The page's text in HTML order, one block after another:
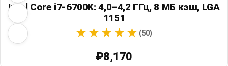
Intel Core i7-6700K: 4,0–4,2 ГГц, 8 МБ кэш, LGA
1151
(50)
₽8,170